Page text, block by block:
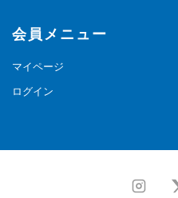
会員メニュー
マイページ
ログイン